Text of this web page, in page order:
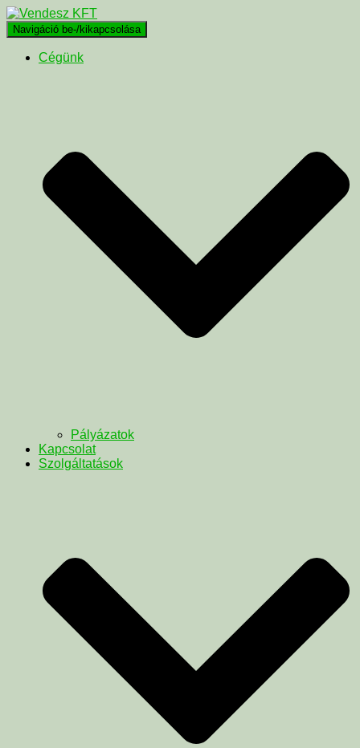
Navigáció be-/kikapcsolása
Cégünk
Pályázatok
Kapcsolat
Szolgáltatások